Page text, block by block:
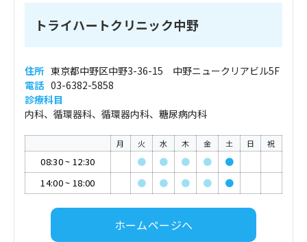
トライハートクリニック中野
住所 東京都中野区中野3-36-15 中野ニュークリアビル5F
電話 03-6382-5858
診療科目
内科、循環器科、循環器内科、糖尿病内科
月 火 水 木 金 土 日 祝
08:30~ 12:30 ● ● ● ●
●
14:00~ 18:00 ● ● ● ● ●
ホームページへ